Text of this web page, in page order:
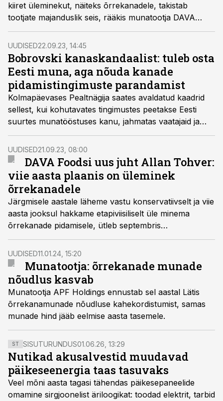
kiiret üleminekut, näiteks õrrekanadele, takistab
tootjate majanduslik seis, rääkis munatootja DAVA
Foods Estonia AS juhatuse liige Allan Tohver
konverentsil Põllumajanduse Äriplaan 2024.
UUDISED22.09.23, 14:45
Bobrovski kanaskandaalist: tuleb osta
Eesti muna, aga nõuda kanade
pidamistingimuste parandamist
Kolmapäevases Pealtnägija saates avaldatud kaadrid
sellest, kui kohutavates tingimustes peetakse Eesti
suurtes munatööstuses kanu, jahmatas vaatajaid ja
ajas ilmselt paljudel munaisu ära. Äntu mõisas
mahekanu pidav Lauri Bobrovski sõnul võiks praegust
olukorda ära kasutada ja öelda, et ostke kõik
mahemune, aga vajalik on vaadata laiemat pilti.
UUDISED21.09.23, 08:00
DAVA Foodsi uus juht Allan Tohver:
viie aasta plaanis on üleminek
õrrekanadele
Järgmisele aastale läheme vastu konservatiivselt ja viie
aasta jooksul hakkame etapiviisiliselt üle minema
õrrekanade pidamisele, ütleb septembris
munatööstuse DAVA Foods Estonia juhina alustanud
Allan Tohver.
UUDISED11.01.24, 15:20
Munatootja: õrrekanade munade
nõudlus kasvab
Munatootja APF Holdings ennustab sel aastal Lätis
õrrekanamunade nõudluse kahekordistumist, samas
munade hind jääb eelmise aasta tasemele.
ST SISUTURUNDUS01.06.26, 13:29
Nutikad akusalvestid muudavad
päikeseenergia taas tasuvaks
Veel mõni aasta tagasi tähendas päikesepaneelide
omamine sirgjoonelist äriloogikat: toodad elektrit, tarbid